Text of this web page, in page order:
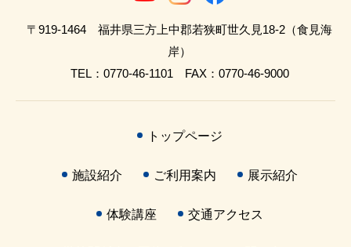
〒919-1464 福井県三方上中郡若狭町世久見18-2（食見海
岸）
TEL：0770-46-1101 FAX：0770-46-9000
トップページ
施設紹介 ご利用案内 展示紹介
体験講座 交通アクセス